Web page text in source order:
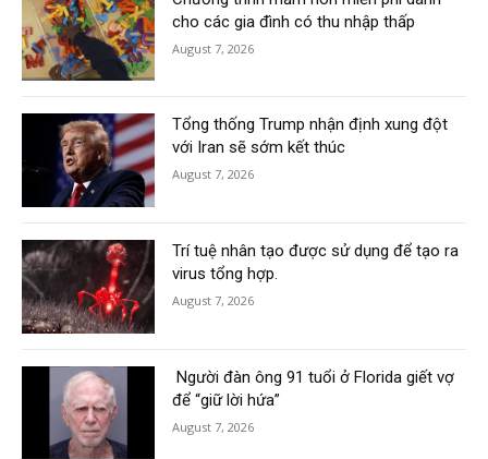
cho các gia đình có thu nhập thấp
August 7, 2026
Tổng thống Trump nhận định xung đột
với Iran sẽ sớm kết thúc
August 7, 2026
Trí tuệ nhân tạo được sử dụng để tạo ra
virus tổng hợp.
August 7, 2026
Người đàn ông 91 tuổi ở Florida giết vợ
để “giữ lời hứa”
August 7, 2026